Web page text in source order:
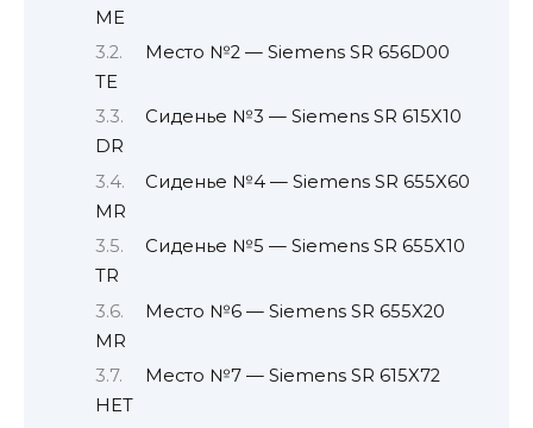
ME
Место №2 — Siemens SR 656D00
TE
Сиденье №3 — Siemens SR 615X10
DR
Сиденье №4 — Siemens SR 655X60
MR
Сиденье №5 — Siemens SR 655X10
TR
Место №6 — Siemens SR 655X20
MR
Место №7 — Siemens SR 615X72
НЕТ